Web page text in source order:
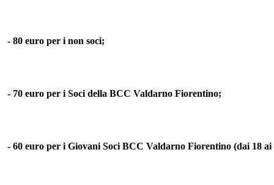
- 80 euro per i non soci;
- 70 euro per i Soci della BCC Valdarno Fiorentino;
- 60 euro per i Giovani Soci BCC Valdarno Fiorentino (dai 18 ai